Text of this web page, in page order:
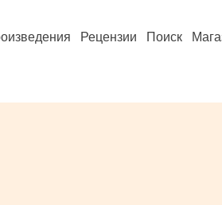
Рецензии Поиск